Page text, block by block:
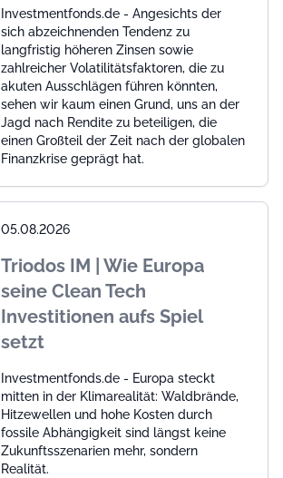
Investmentfonds.de - Angesichts der
sich abzeichnenden Tendenz zu
langfristig höheren Zinsen sowie
zahlreicher Volatilitätsfaktoren, die zu
akuten Ausschlägen führen könnten,
sehen wir kaum einen Grund, uns an der
Jagd nach Rendite zu beteiligen, die
einen Großteil der Zeit nach der globalen
Finanzkrise geprägt hat.
05.08.2026
Triodos IM | Wie Europa
seine Clean Tech
Investitionen aufs Spiel
setzt
Investmentfonds.de - Europa steckt
mitten in der Klimarealität: Waldbrände,
Hitzewellen und hohe Kosten durch
fossile Abhängigkeit sind längst keine
Zukunftsszenarien mehr, sondern
Realität.